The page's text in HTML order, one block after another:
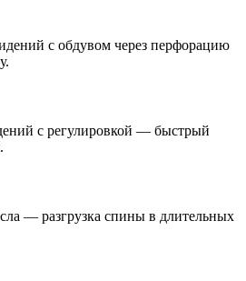
с обдувом через перфорацию
с регулировкой — быстрый
— разгрузка спины в длительных